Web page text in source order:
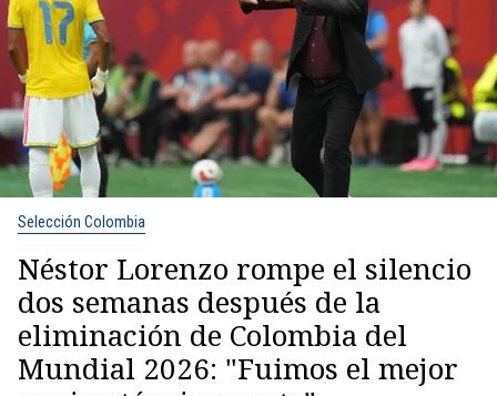
Selección Colombia
Néstor Lorenzo rompe el silencio
dos semanas después de la
eliminación de Colombia del
Mundial 2026: "Fuimos el mejor